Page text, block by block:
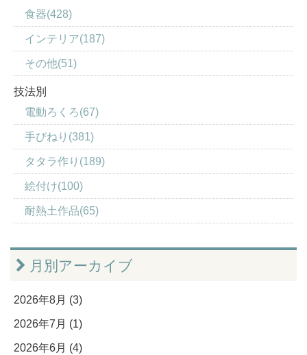
食器(428)
インテリア(187)
その他(51)
技法別
電動ろくろ(67)
手びねり(381)
タタラ作り(189)
絵付け(100)
耐熱土作品(65)
月別アーカイブ
2026年8月 (3)
2026年7月 (1)
2026年6月 (4)